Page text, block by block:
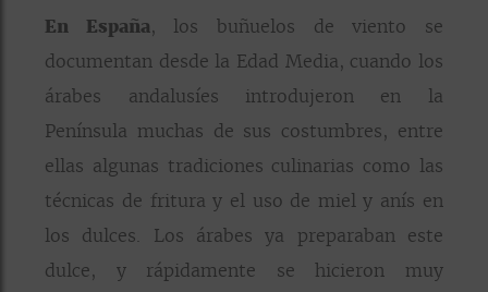
En España, los buñuelos de viento se
documentan desde la Edad Media, cuando los
árabes andalusíes introdujeron en la
Península muchas de sus costumbres, entre
ellas algunas tradiciones culinarias como las
técnicas de fritura y el uso de miel y anís en
los dulces. Los árabes ya preparaban este
dulce, y rápidamente se hicieron muy